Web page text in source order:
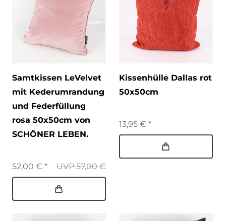
Samtkissen LeVelvet
mit Kederumrandung
und Federfüllung
rosa 50x50cm von
SCHÖNER LEBEN.
UVP 57,00 €
52,00 € *
Kissenhülle Dallas rot
50x50cm
13,95 € *